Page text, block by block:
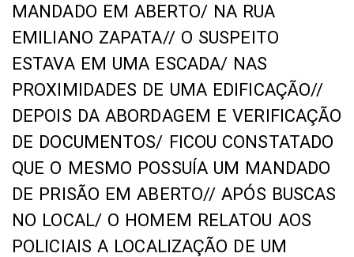
MANDADO EM ABERTO/ NA RUA
EMILIANO ZAPATA// O SUSPEITO
ESTAVA EM UMA ESCADA/ NAS
PROXIMIDADES DE UMA EDIFICAÇÃO//
DEPOIS DA ABORDAGEM E VERIFICAÇÃO
DE DOCUMENTOS/ FICOU CONSTATADO
QUE O MESMO POSSUÍA UM MANDADO
DE PRISÃO EM ABERTO// APÓS BUSCAS
NO LOCAL/ O HOMEM RELATOU AOS
POLICIAIS A LOCALIZAÇÃO DE UM